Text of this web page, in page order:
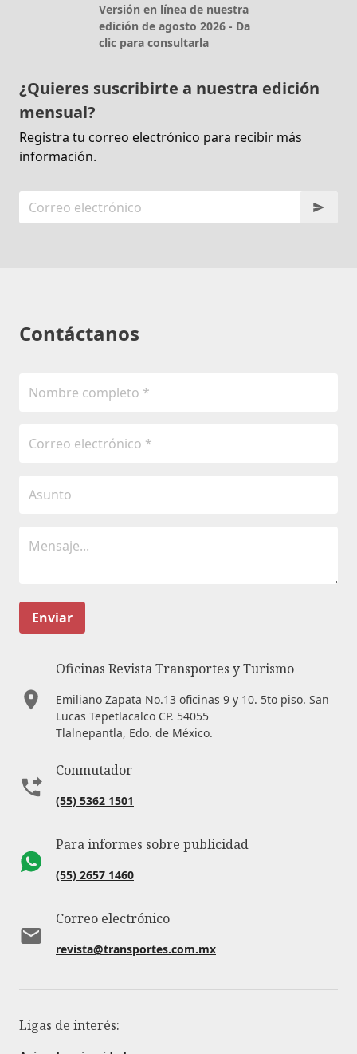
Versión en línea de nuestra
edición de agosto 2026 - Da
clic para consultarla
¿Quieres suscribirte a nuestra edición
mensual?
Registra tu correo electrónico para recibir más
información.
Contáctanos
Enviar
Oficinas Revista Transportes y Turismo
Emiliano Zapata No.13 oficinas 9 y 10. 5to piso. San
Lucas Tepetlacalco CP. 54055
Tlalnepantla, Edo. de México.
Conmutador
(55) 5362 1501
Para informes sobre publicidad
(55) 2657 1460
Correo electrónico
revista@transportes.com.mx
Ligas de interés: